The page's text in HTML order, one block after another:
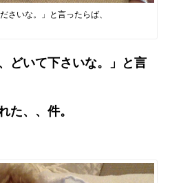
さいな。」と言ったらば、
どいて下さいな。」と言
た、、件。